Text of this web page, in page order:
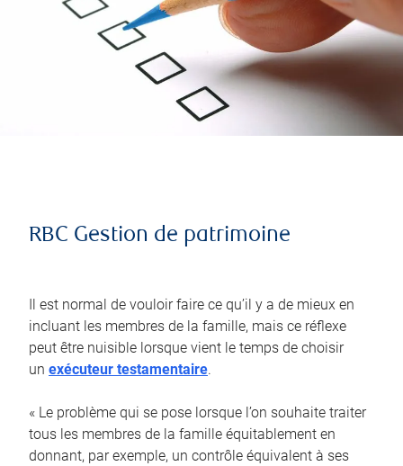
RBC Gestion de patrimoine
Il est normal de vouloir faire ce qu’il y a de mieux en
incluant les membres de la famille, mais ce réflexe
peut être nuisible lorsque vient le temps de choisir
un exécuteur testamentaire.
« Le problème qui se pose lorsque l’on souhaite traiter
tous les membres de la famille équitablement en
donnant, par exemple, un contrôle équivalent à ses